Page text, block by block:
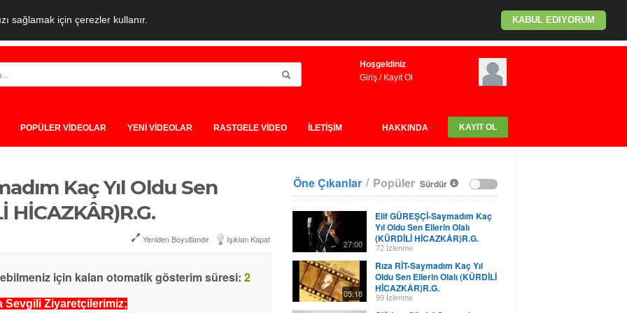
KABUL EDIYORUM
sağlamak için çerezler kullanır.
Hoşgeldiniz
Giriş/ Kayıt Ol
POPÜLER VİDEOLAR YENİ VİDEOLAR RASTGELE VİDEO İLETİŞİM HAKKINDA KAYIT OL
Kaç Yıl Oldu Sen
HİCAZKÂR)R.G.
Yeniden Boyutlandır Işıkları Kapat
için kalan otomatik gösterim süresi:2
Sevgili Ziyaretçilerimiz;
Sürdür
Öne Çıkanlar / Popüler
27:00
Elif GÜREŞÇİ-Saymadım Kaç
Yıl Oldu Sen Ellerin Olalı
(KÜRDİLİ HİCAZKÂR)R.G.
72 İzlenme
05:18
Rıza RİT-Saymadım Kaç Yıl
Oldu Sen Ellerin Olalı (KÜRDİLİ
HİCAZKÂR)R.G.
99 İzlenme